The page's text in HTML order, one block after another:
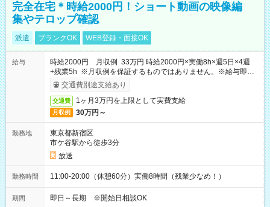
完全在宅＊時給2000円！ショート動画の映像編
集やテロップ確認
派遣 ブランクOK WEB登録・面接OK
給与
時給2000円 月収例 33万円 時給2000円×実働8h×週5日×4週
+残業5h ※月収例を保証するものではありません。※給与即受
取りサービス利用可（利用条件有）
交通費別途支給あり
交通費 1ヶ月3万円を上限として実費支給
月収例 30万円～
勤務地
東京都新宿区
市ケ谷駅から徒歩3分
放送
勤務時間 11:00-20:00（休憩60分）実働8時間（残業少なめ！）
期間 即日～長期 ※開始日相談OK